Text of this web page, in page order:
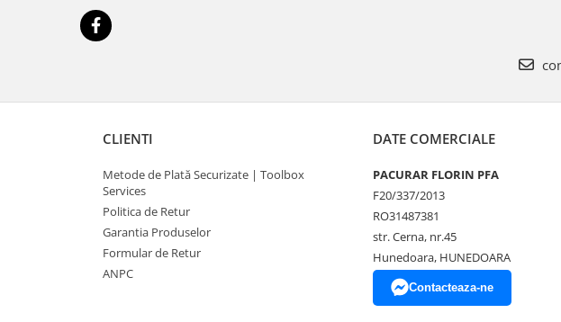
CLIENTI
Metode de Plată Securizate | Toolbox
Services
Politica de Retur
Garantia Produselor
Formular de Retur
ANPC
DATE COMERCIALE
PACURAR FLORIN PFA
F20/337/2013
RO31487381
str. Cerna, nr.45
Hunedoara, HUNEDOARA
Contacteaza-ne